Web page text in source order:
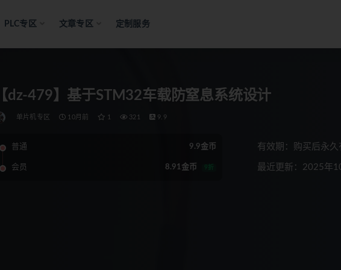
PLC专区 文章专区 定制服务
【dz-479】基于STM32车载防窒息系统设计
单片机专区 10月前 1 321 9.9
普通 9.9金币
会员 8.91金币 9折
有效期：购买后永久
最近更新：2025年